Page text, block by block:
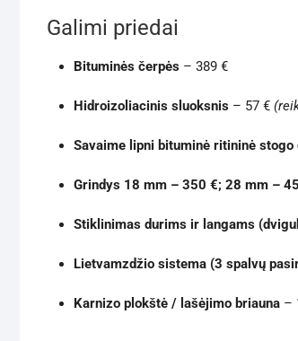
Galimi priedai
Bituminės čerpės – 389 €
Hidroizoliacinis sluoksnis – 57 €
Savaime lipni bituminė ritininė stogo
Grindys 18 mm – 350 €; 28 mm –
Stiklinimas durims ir langams
Lietvamzdžio sistema (3 spalvų
Karnizo plokštė / lašėjimo briauna –